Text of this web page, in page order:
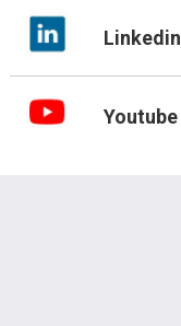
Linkedin
Youtube